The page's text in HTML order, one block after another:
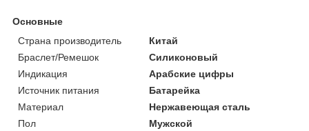
Основные
Страна производитель
Китай
Браслет/Ремешок
Силиконовый
Индикация
Арабские цифры
Источник питания
Батарейка
Материал
Нержавеющая сталь
Пол
Мужской